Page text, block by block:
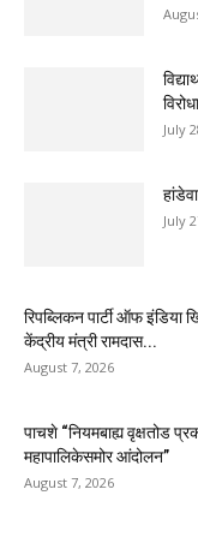
July
July
रिपब्लिकन पार्टी ऑफ इंडिया
केंद्रीय मंत्री रामदास...
August 7, 2026
पाचशे “नियमबाह्य वृक्षतोड
महापालिकेसमोर आंदोलन”
August 7, 2026